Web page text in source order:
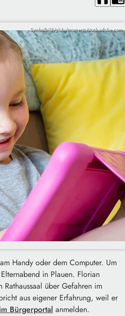
Symbolbild/globalmoments/stock.adobe.com
Handy oder dem Computer. Um
in Plauen. Florian
über Gefahren im
aus eigener Erfahrung, weil er
Bürgerportal anmelden.